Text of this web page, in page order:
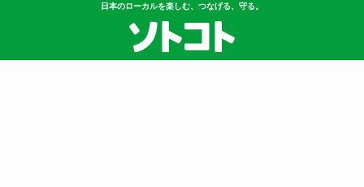
日本のローカルを楽しむ、つなげる、守る。